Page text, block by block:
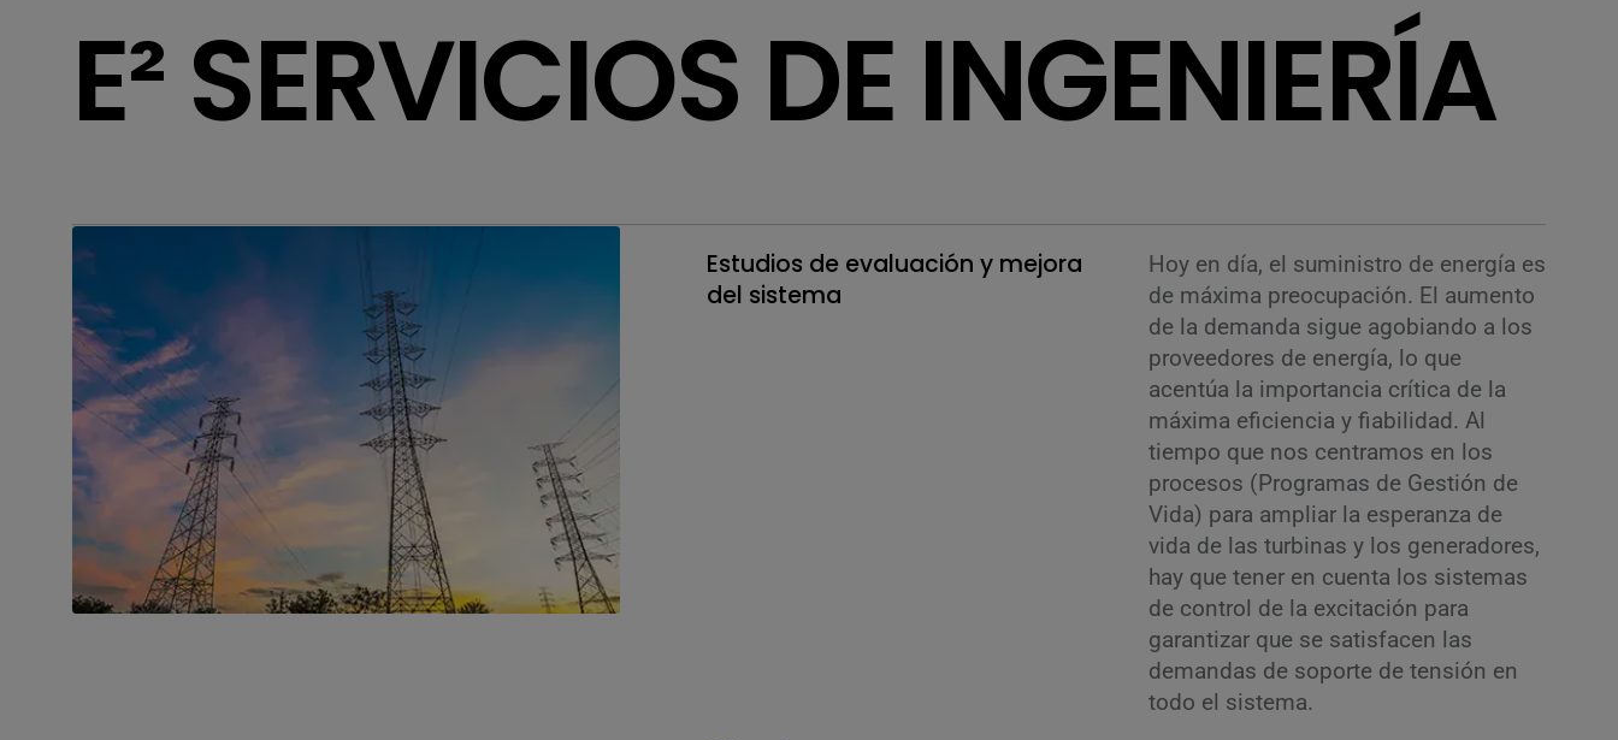
E² SERVICIOS DE INGENIERÍA
Estudios de evaluación y mejora
del sistema
Hoy en día, el suministro de energía es
de máxima preocupación. El aumento
de la demanda sigue agobiando a los
proveedores de energía, lo que
acentúa la importancia crítica de la
máxima eficiencia y fiabilidad. Al
tiempo que nos centramos en los
procesos (Programas de Gestión de
Vida) para ampliar la esperanza de
vida de las turbinas y los generadores,
hay que tener en cuenta los sistemas
de control de la excitación para
garantizar que se satisfacen las
demandas de soporte de tensión en
todo el sistema.